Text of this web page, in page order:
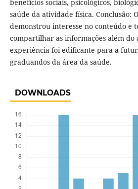
benefícios sociais, psicológicos,
saúde da atividade física. Conclusão:
demonstrou interesse no conteúdo e
compartilhar as informações além do
experiência foi edificante para a
graduandos da área da saúde.
DOWNLOADS